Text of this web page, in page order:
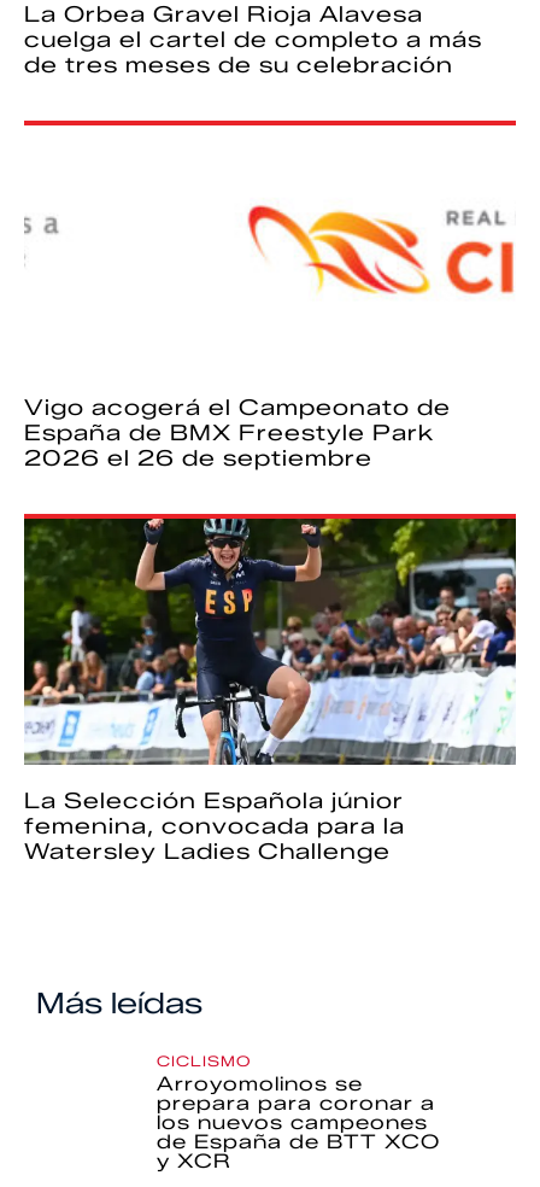
La Orbea Gravel Rioja Alavesa
cuelga el cartel de completo a más
de tres meses de su celebración
Vigo acogerá el Campeonato de
España de BMX Freestyle Park
2026 el 26 de septiembre
La Selección Española júnior
femenina, convocada para la
Watersley Ladies Challenge
Más leídas
CICLISMO
Arroyomolinos se
prepara para coronar a
los nuevos campeones
de España de BTT XCO
y XCR